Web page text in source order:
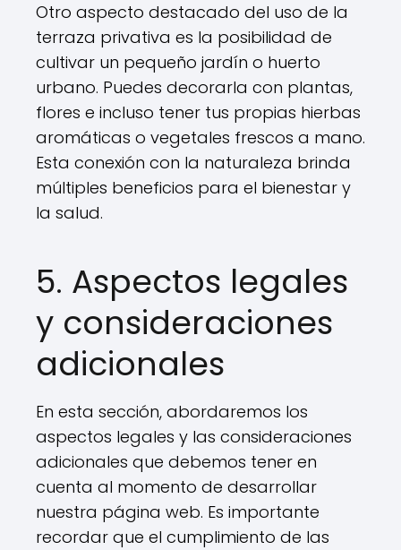
Otro aspecto destacado del uso de la
terraza privativa es la posibilidad de
cultivar un pequeño jardín o huerto
urbano. Puedes decorarla con plantas,
flores e incluso tener tus propias hierbas
aromáticas o vegetales frescos a mano.
Esta conexión con la naturaleza brinda
múltiples beneficios para el bienestar y
la salud.
5. Aspectos legales
y consideraciones
adicionales
En esta sección, abordaremos los
aspectos legales y las consideraciones
adicionales que debemos tener en
cuenta al momento de desarrollar
nuestra página web. Es importante
recordar que el cumplimiento de las